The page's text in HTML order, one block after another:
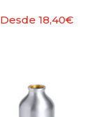
Desde 18,40€